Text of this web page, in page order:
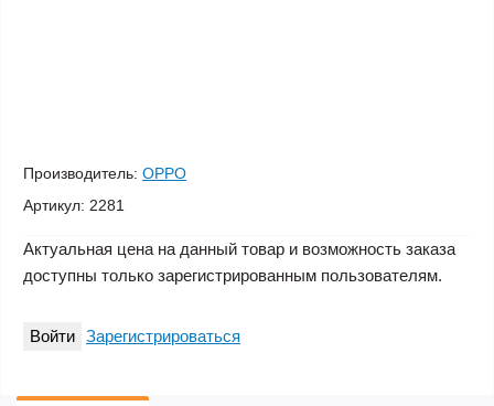
Производитель: OPPO
Артикул: 2281
Актуальная цена на данный товар и возможность заказа
доступны только зарегистрированным пользователям.
Войти Зарегистрироваться